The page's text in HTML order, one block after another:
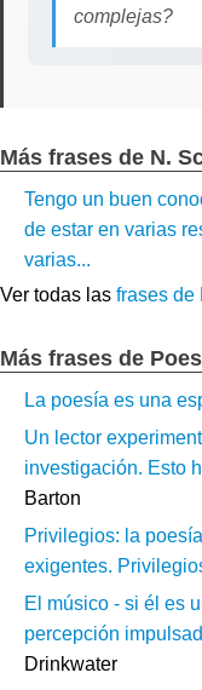
complejas?
Más frases de N.
Tengo un buen
de estar en varias
varias...
Ver todas las frases de
Más frases de
La poesía es una
Un lector
investigación. Esto
Barton
Privilegios: la
exigentes.
El músico - si él es
percepción
Drinkwater